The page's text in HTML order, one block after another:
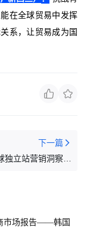
在全球贸易中发挥
系，让贸易成为国
下一篇
独立站营销洞察报
市场报告——韩国